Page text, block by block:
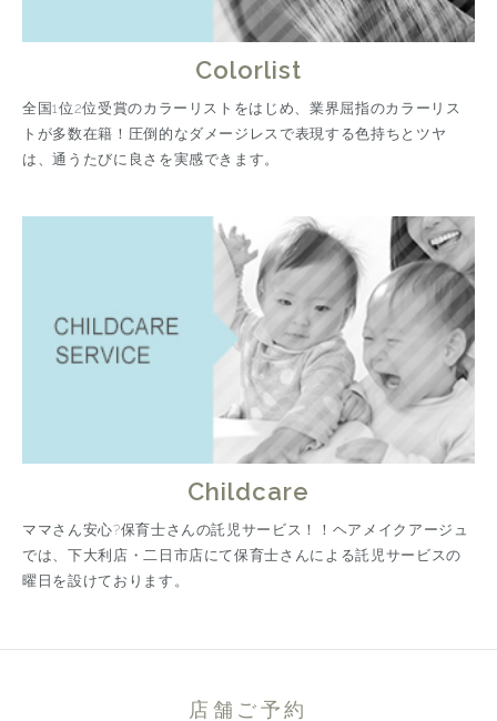
Colorlist
全国1位2位受賞のカラーリストをはじめ、業界屈指のカラーリス
トが多数在籍！圧倒的なダメージレスで表現する色持ちとツヤ
は、通うたびに良さを実感できます。
Childcare
ママさん安心?保育士さんの託児サービス！！ヘアメイクアージュ
では、下大利店・二日市店にて保育士さんによる託児サービスの
曜日を設けております。
店舗ご予約